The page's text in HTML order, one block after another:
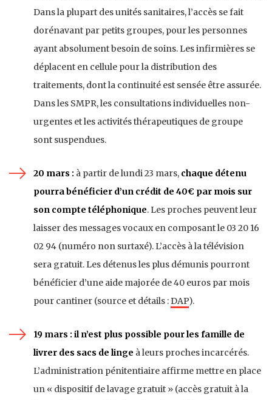
Dans la plupart des unités sanitaires, l’accès se fait
dorénavant par petits groupes, pour les personnes
ayant absolument besoin de soins. Les infirmières se
déplacent en cellule pour la distribution des
traitements, dont la continuité est sensée être assurée.
Dans les SMPR, les consultations individuelles non-
urgentes et les activités thérapeutiques de groupe
sont suspendues.
20 mars : à partir de lundi 23 mars, chaque détenu
pourra bénéficier d’un crédit de 40€ par mois sur
son compte téléphonique. Les proches peuvent leur
laisser des messages vocaux en composant le 03 20 16
02 94 (numéro non surtaxé). L’accès à la télévision
sera gratuit. Les détenus les plus démunis pourront
bénéficier d’une aide majorée de 40 euros par mois
pour cantiner (source et détails : DAP).
19 mars : il n’est plus possible pour les famille de
livrer des sacs de linge à leurs proches incarcérés.
L’administration pénitentiaire affirme mettre en place
un « dispositif de lavage gratuit » (accès gratuit à la